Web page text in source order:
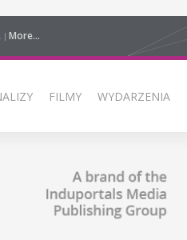
More...
FILMY WYDARZENIA